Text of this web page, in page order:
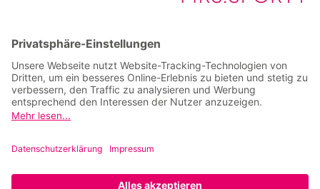
Social Media Corporate
Facebook
Instagram
YouTube
LinkedIn